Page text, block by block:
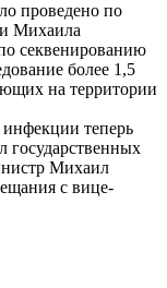
проведено по
Михаила
секвенированию
более 1,5
на территории
теперь
государственных
Михаил
с вице-